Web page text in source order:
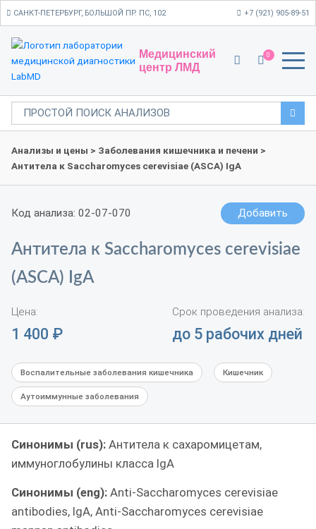
САНКТ-ПЕТЕРБУРГ, БОЛЬШОЙ ПР. ПС, 102 +7 (921) 905-89-51
Медицинский
центр ЛМД
0
Анализы и цены > Заболевания кишечника и печени >
Антитела к Sacchаromyces cerevisiae (ASCA) IgA
Код анализа: 02-07-070 Добавить
Антитела к Sacchаromyces cerevisiae
(ASCA) IgA
Цена:
1 400 ₽
Срок проведения анализа:
до 5 рабочих дней
Воспалительные заболевания кишечника Кишечник
Аутоиммунные заболевания
Синонимы (rus): Антитела к сахаромицетам,
иммуноглобулины класса IgA
Синонимы (eng): Anti-Saccharomyces cerevisiae
antibodies, IgA, Anti-Saccharomyces cerevisiae